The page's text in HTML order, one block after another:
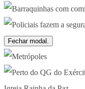
Fechar modal.